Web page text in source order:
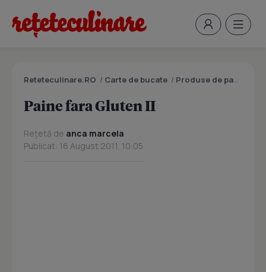
Reteteculinare.RO / Carte de bucate / Produse de panificatie si patiserie
Paine fara Gluten II
Rețetă de anca marcela
Publicat: 16 August 2011, 10:05